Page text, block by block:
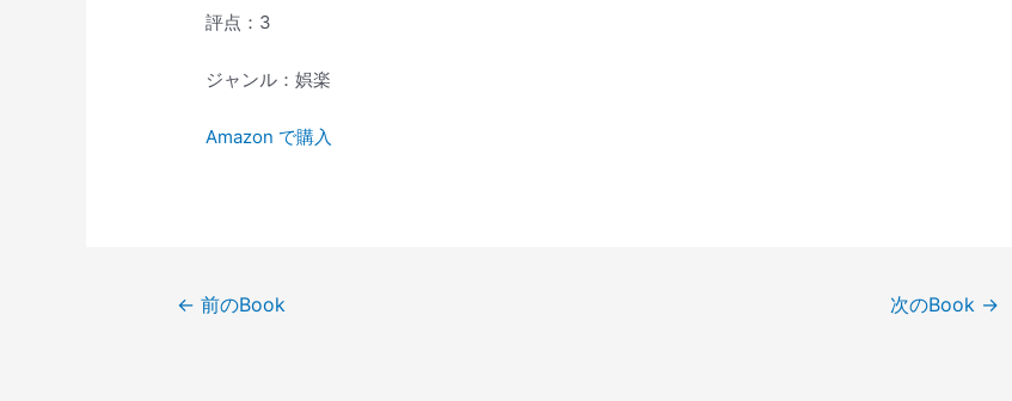
評点：3
ジャンル：娯楽
Amazon で購入
← 前のBook 次のBook →